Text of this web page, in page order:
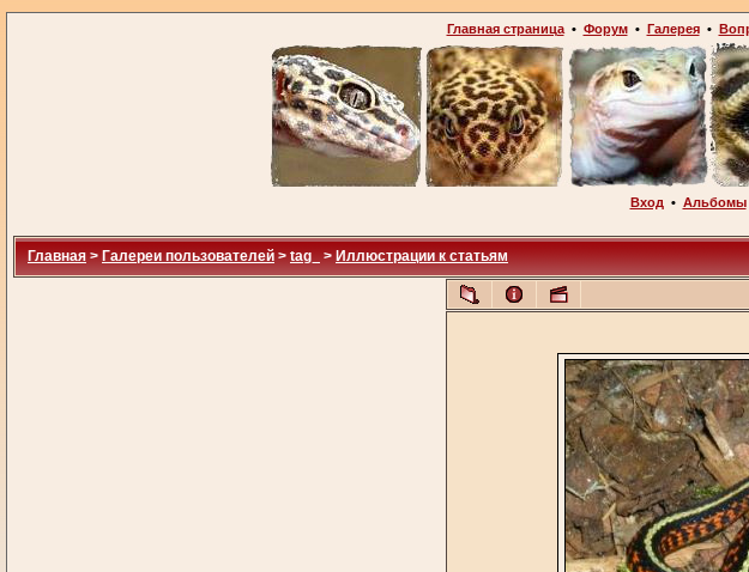
Главная страница• Форум• Галерея•
Вход • Альбомы
Главная > Галереи пользователей > tag_ > Иллюстрации к статьям